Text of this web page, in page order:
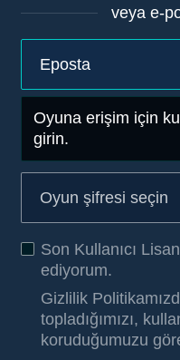
veya e-
Oyuna erişim için
girin.
Son Kullanıcı
ediyorum.
Gizlilik
topladığımızı,
koruduğumuzu